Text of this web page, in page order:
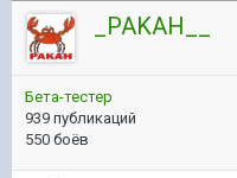
_PAKAH__
Бета-тестер
939 публикаций
550 боёв